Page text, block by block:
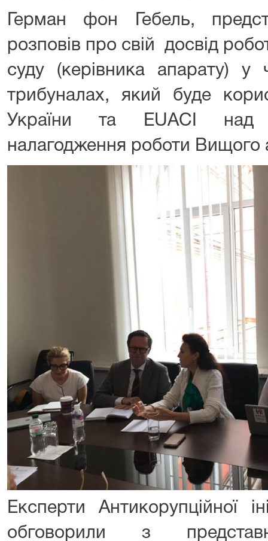
Герман фон Гебель,
розповів про свій досвід
суду (керівника апарату) у
трибуналах, який буде
України та EUACI над
налагодження роботи Вищого
Експерти Антикорупційної
обговорили з